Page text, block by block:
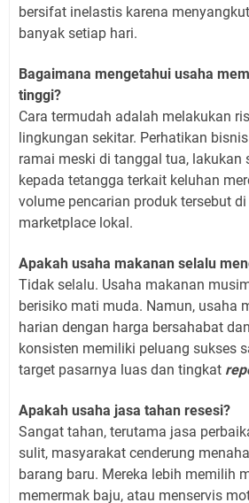
bersifat inelastis karena
banyak setiap hari.
Bagaimana mengetahui usaha
tinggi?
Cara termudah adalah melakukan
lingkungan sekitar. Perhatikan
ramai meski di tanggal tua, lakukan
kepada tetangga terkait keluhan
volume pencarian produk tersebut
marketplace lokal.
Apakah usaha makanan selalu
Tidak selalu. Usaha makanan
berisiko mati muda. Namun, usaha
harian dengan harga bersahabat
konsisten memiliki peluang sukses
target pasarnya luas dan tingkat
Apakah usaha jasa tahan resesi?
Sangat tahan, terutama jasa
sulit, masyarakat cenderung
barang baru. Mereka lebih memilih
memermak baju, atau menservis